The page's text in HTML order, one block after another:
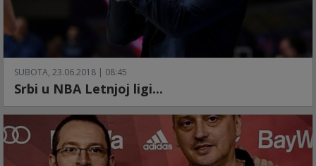
SUBOTA, 23.06.2018 | 08:45
Srbi u NBA Letnjoj ligi...